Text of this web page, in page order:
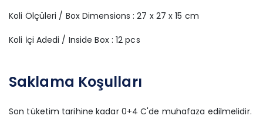
Koli Ölçüleri / Box Dimensions : 27 x 27 x 15 cm
Koli İçi Adedi / Inside Box : 12 pcs
Saklama Koşulları
Son tüketim tarihine kadar 0+4 C'de muhafaza edilmelidir.